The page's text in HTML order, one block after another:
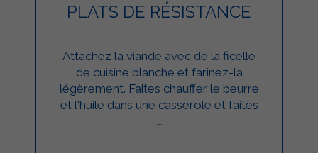
PLATS DE RÉSISTANCE
Attachez la viande avec de la ficelle
de cuisine blanche et farinez-la
légèrement. Faites chauffer le beurre
et l'huile dans une casserole et faites
...